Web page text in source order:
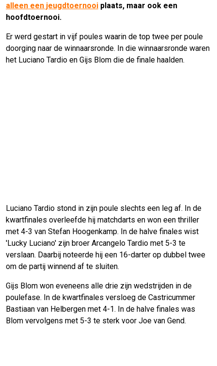
alleen een jeugdtoernooi plaats, maar ook een
hoofdtoernooi.
Er werd gestart in vijf poules waarin de top twee per poule
doorging naar de winnaarsronde. In die winnaarsronde waren
het Luciano Tardio en Gijs Blom die de finale haalden.
Luciano Tardio stond in zijn poule slechts een leg af. In de
kwartfinales overleefde hij matchdarts en won een thriller
met 4-3 van Stefan Hoogenkamp. In de halve finales wist
'Lucky Luciano' zijn broer Arcangelo Tardio met 5-3 te
verslaan. Daarbij noteerde hij een 16-darter op dubbel twee
om de partij winnend af te sluiten.
Gijs Blom won eveneens alle drie zijn wedstrijden in de
poulefase. In de kwartfinales versloeg de Castricummer
Bastiaan van Helbergen met 4-1. In de halve finales was
Blom vervolgens met 5-3 te sterk voor Joe van Gend.